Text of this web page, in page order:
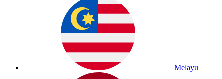
Melayu